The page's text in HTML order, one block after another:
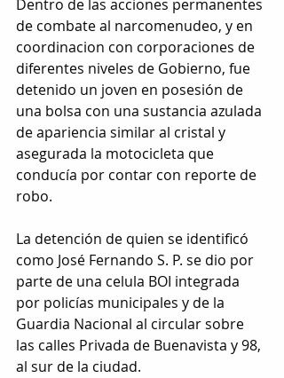
Dentro de las acciones permanentes
de combate al narcomenudeo, y en
coordinacion con corporaciones de
diferentes niveles de Gobierno, fue
detenido un joven en posesión de
una bolsa con una sustancia azulada
de apariencia similar al cristal y
asegurada la motocicleta que
conducía por contar con reporte de
robo.
La detención de quien se identificó
como José Fernando S. P. se dio por
parte de una celula BOI integrada
por policías municipales y de la
Guardia Nacional al circular sobre
las calles Privada de Buenavista y 98,
al sur de la ciudad.